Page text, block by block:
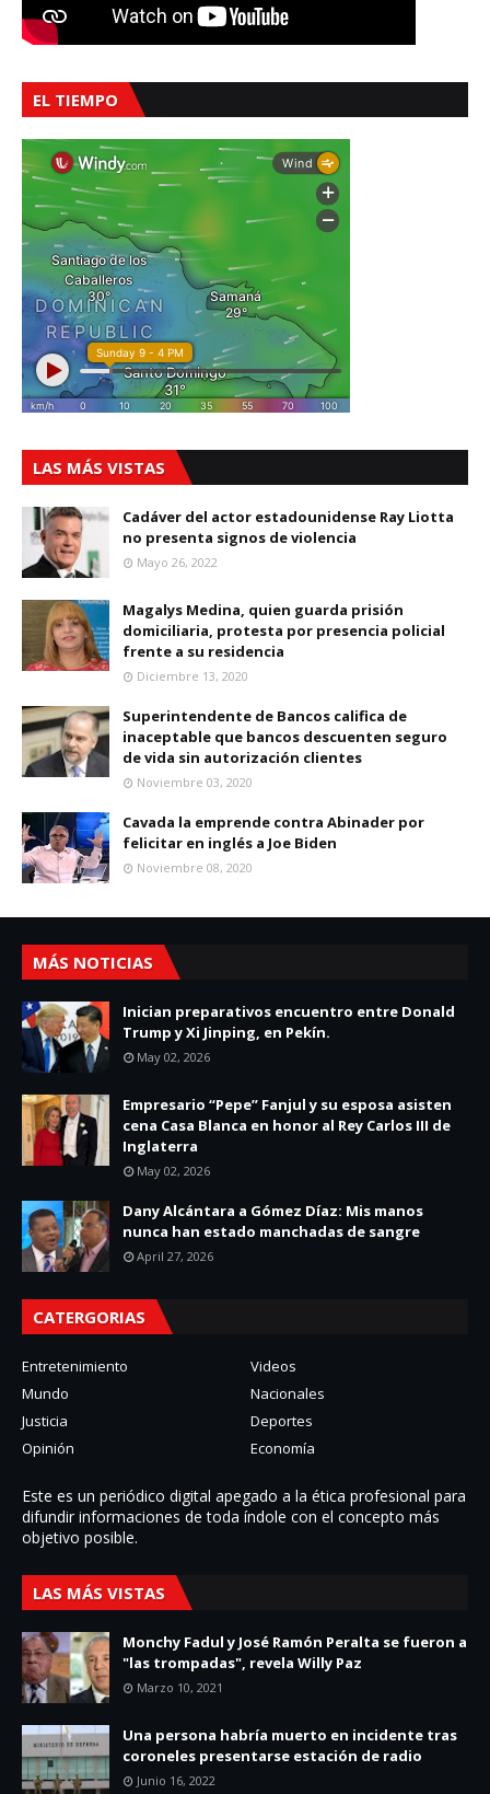
EL TIEMPO
LAS MÁS VISTAS
Cadáver del actor estadounidense Ray Liotta
no presenta signos de violencia
Mayo 26, 2022
Magalys Medina, quien guarda prisión
domiciliaria, protesta por presencia policial
frente a su residencia
Diciembre 13, 2020
Superintendente de Bancos califica de
inaceptable que bancos descuenten seguro
de vida sin autorización clientes
Noviembre 03, 2020
Cavada la emprende contra Abinader por
felicitar en inglés a Joe Biden
Noviembre 08, 2020
MÁS NOTICIAS
Inician preparativos encuentro entre Donald
Trump y Xi Jinping, en Pekín.
May 02, 2026
Empresario “Pepe” Fanjul y su esposa asisten
cena Casa Blanca en honor al Rey Carlos III de
Inglaterra
May 02, 2026
Dany Alcántara a Gómez Díaz: Mis manos
nunca han estado manchadas de sangre
April 27, 2026
CATERGORIAS
Entretenimiento
Videos
Mundo
Nacionales
Justicia
Deportes
Opinión
Economía
Este es un periódico digital apegado a la ética profesional para
difundir informaciones de toda í­ndole con el concepto más
objetivo posible.
LAS MÁS VISTAS
Monchy Fadul y José Ramón Peralta se fueron a
"las trompadas", revela Willy Paz
Marzo 10, 2021
Una persona habría muerto en incidente tras
coroneles presentarse estación de radio
Junio 16, 2022